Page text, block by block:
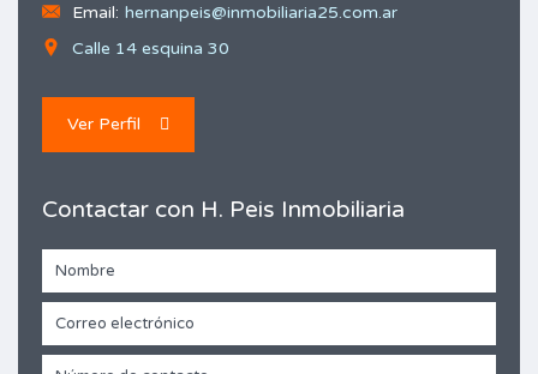
Email: hernanpeis@inmobiliaria25.com.ar
Calle 14 esquina 30
Ver Perfil
Contactar con H. Peis Inmobiliaria